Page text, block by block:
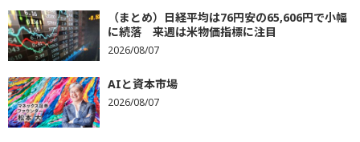
（まとめ）日経平均は76円安の65,606円で小幅
に続落 来週は米物価指標に注目
2026/08/07
AIと資本市場
2026/08/07